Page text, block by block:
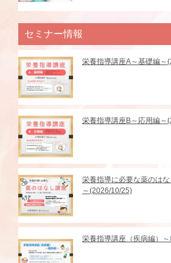
セミナー情報
栄養指導講座A～基礎編～
栄養指導講座B～応用編～
栄養指導に必要な薬のは
～(2026/10/25)
栄養指導講座（疾病編）